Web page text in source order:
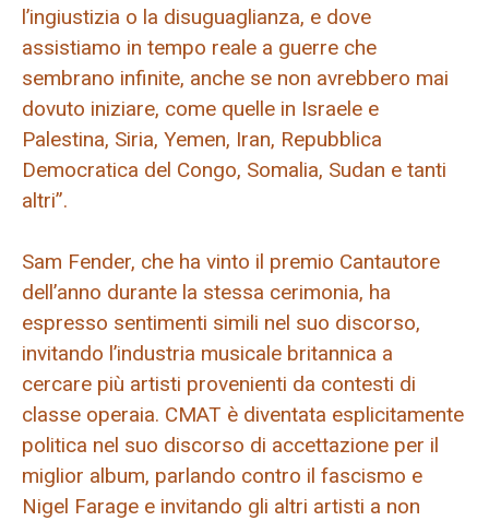
l’ingiustizia o la disuguaglianza, e dove
assistiamo in tempo reale a guerre che
sembrano infinite, anche se non avrebbero mai
dovuto iniziare, come quelle in Israele e
Palestina, Siria, Yemen, Iran, Repubblica
Democratica del Congo, Somalia, Sudan e tanti
altri”.
Sam Fender, che ha vinto il premio Cantautore
dell’anno durante la stessa cerimonia, ha
espresso sentimenti simili nel suo discorso,
invitando l’industria musicale britannica a
cercare più artisti provenienti da contesti di
classe operaia. CMAT è diventata esplicitamente
politica nel suo discorso di accettazione per il
miglior album, parlando contro il fascismo e
Nigel Farage e invitando gli altri artisti a non